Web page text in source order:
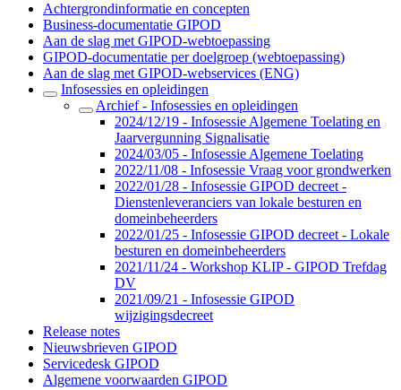
Achtergrondinformatie en concepten
Business-documentatie GIPOD
Aan de slag met GIPOD-webtoepassing
GIPOD-documentatie per doelgroep (webtoepassing)
Aan de slag met GIPOD-webservices (ENG)
Infosessies en opleidingen
Archief - Infosessies en opleidingen
2024/12/19 - Infosessie Algemene Toelating en
Jaarvergunning Signalisatie
2024/03/05 - Infosessie Algemene Toelating
2022/11/08 - Infosessie Vraag voor grondwerken
2022/01/28 - Infosessie GIPOD decreet -
Dienstenleveranciers van lokale besturen en
domeinbeheerders
2022/01/25 - Infosessie GIPOD decreet - Lokale
besturen en domeinbeheerders
2021/11/24 - Workshop KLIP - GIPOD Trefdag
DV
2021/09/21 - Infosessie GIPOD
wijzigingsdecreet
Release notes
Nieuwsbrieven GIPOD
Servicedesk GIPOD
Algemene voorwaarden GIPOD